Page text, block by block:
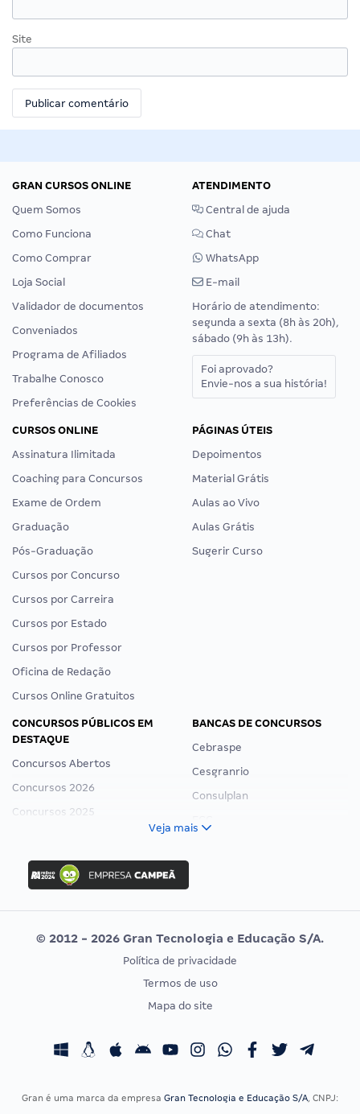
Site
GRAN CURSOS ONLINE
Quem Somos
Como Funciona
Como Comprar
Loja Social
Validador de documentos
Conveniados
Programa de Afiliados
Trabalhe Conosco
Preferências de Cookies
ATENDIMENTO
Central de ajuda
Chat
WhatsApp
E-mail
Horário de atendimento:
segunda a sexta (8h às 20h),
sábado (9h às 13h).
Foi aprovado?
Envie-nos a sua história!
CURSOS ONLINE
Assinatura Ilimitada
Coaching para Concursos
Exame de Ordem
Graduação
Pós-Graduação
Cursos por Concurso
Cursos por Carreira
Cursos por Estado
Cursos por Professor
Oficina de Redação
Cursos Online Gratuitos
PÁGINAS ÚTEIS
Depoimentos
Material Grátis
Aulas ao Vivo
Aulas Grátis
Sugerir Curso
CONCURSOS PÚBLICOS EM
DESTAQUE
Concursos Abertos
Concursos 2026
Concursos 2025
Concurso Ibama
Concurso MPU
Editais publicados
BANCAS DE CONCURSOS
Cebraspe
Cesgranrio
Consulplan
Vunesp
CONCURSOS POR PROFISSÃO
Concursos Fiscais
EXAME DE ORDEM
Calendário OAB
Veja mais
© 2012 - 2026 Gran Tecnologia e Educação S/A.
Política de privacidade
Termos de uso
Mapa do site
Gran é uma marca da empresa Gran Tecnologia e Educação S/A, CNPJ: